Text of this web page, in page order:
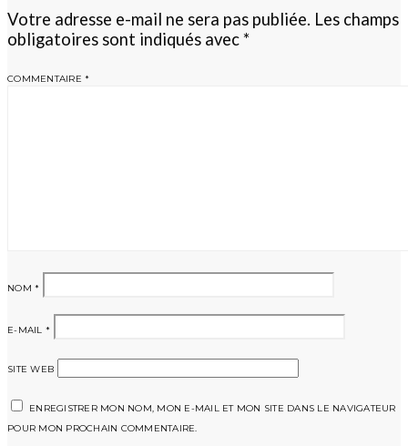
Votre adresse e-mail ne sera pas publiée. Les champs
obligatoires sont indiqués avec*
COMMENTAIRE *
NOM *
E-MAIL *
SITE WEB
ENREGISTRER MON NOM, MON E-MAIL ET MON SITE DANS LE NAVIGATEUR
POUR MON PROCHAIN COMMENTAIRE.